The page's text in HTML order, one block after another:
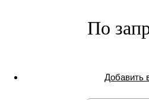
По
Добавить